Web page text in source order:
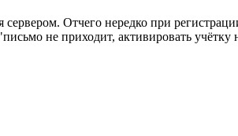
Отчего нередко при
не приходит, активировать учётку